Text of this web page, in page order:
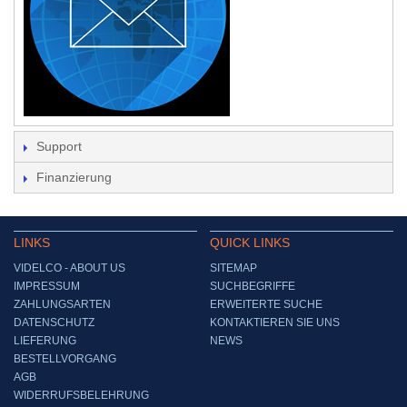
Support
Finanzierung
LINKS
VIDELCO - ABOUT US
IMPRESSUM
ZAHLUNGSARTEN
DATENSCHUTZ
LIEFERUNG
BESTELLVORGANG
AGB
WIDERRUFSBELEHRUNG
QUICK LINKS
SITEMAP
SUCHBEGRIFFE
ERWEITERTE SUCHE
KONTAKTIEREN SIE UNS
NEWS